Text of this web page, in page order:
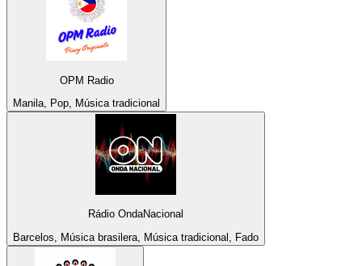
OPM Radio
Manila, Pop, Música tradicional
Rádio OndaNacional
Barcelos, Música brasilera, Música tradicional, Fado